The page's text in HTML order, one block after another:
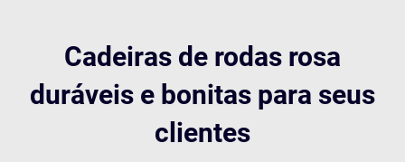
Cadeiras de rodas rosa
duráveis e bonitas para seus
clientes